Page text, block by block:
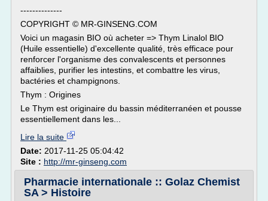
--------------
COPYRIGHT © MR-GINSENG.COM
Voici un magasin BIO où acheter => Thym Linalol BIO
(Huile essentielle) d'excellente qualité, très efficace pour
renforcer l'organisme des convalescents et personnes
affaiblies, purifier les intestins, et combattre les virus,
bactéries et champignons.
Thym : Origines
Le Thym est originaire du bassin méditerranéen et pousse
essentiellement dans les...
Lire la suite
Date: 2017-11-25 05:04:42
Site : http://mr-ginseng.com
Pharmacie internationale :: Golaz Chemist
SA > Histoire